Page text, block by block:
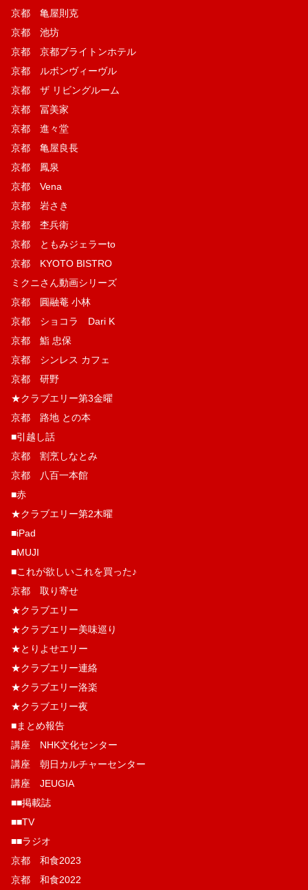
京都 亀屋則克
京都 池坊
京都 京都ブライトンホテル
京都 ルボンヴィーヴル
京都 ザ リビングルーム
京都 冨美家
京都 進々堂
京都 亀屋良長
京都 鳳泉
京都 Vena
京都 岩さき
京都 杢兵衛
京都 ともみジェラーto
京都 KYOTO BISTRO
ミクニさん動画シリーズ
京都 圓融菴 小林
京都 ショコラ Dari K
京都 鮨 忠保
京都 シンレス カフェ
京都 研野
★クラブエリー第3金曜
京都 路地 との本
■引越し話
京都 割烹しなとみ
京都 八百一本館
■赤
★クラブエリー第2木曜
■iPad
■MUJI
■これが欲しいこれを買った♪
京都 取り寄せ
★クラブエリー
★クラブエリー美味巡り
★とりよせエリー
★クラブエリー連絡
★クラブエリー洛楽
★クラブエリー夜
■まとめ報告
講座 NHK文化センター
講座 朝日カルチャーセンター
講座 JEUGIA
■■掲載誌
■■TV
■■ラジオ
京都 和食2023
京都 和食2022